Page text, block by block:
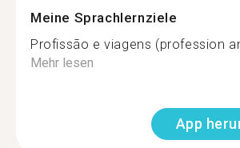
Meine Sprachlernziele
Profissão e viagens (profession
Mehr lesen
App